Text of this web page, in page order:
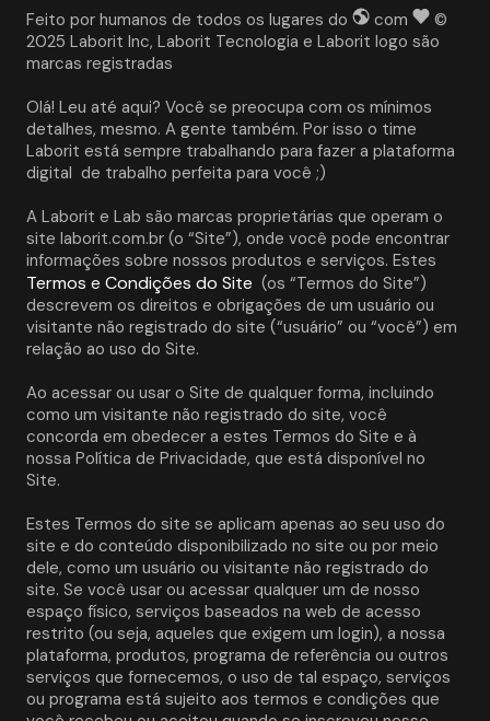
Feito por humanos de todos os lugares do com
©
2025 Laborit Inc, Laborit Tecnologia e Laborit logo são
marcas registradas
Olá! Leu até aqui? Você se preocupa com os mínimos
detalhes, mesmo. A gente também. Por isso o time
Laborit está sempre trabalhando para fazer a plataforma
digital  de trabalho perfeita para você ;)
A Laborit e Lab são marcas proprietárias que operam o
site laborit.com.br (o “Site”), onde você pode encontrar
informações sobre nossos produtos e serviços. Estes
Termos e Condições do Site (os “Termos do Site”)
descrevem os direitos e obrigações de um usuário ou
visitante não registrado do site (“usuário” ou “você”) em
relação ao uso do Site.
Ao acessar ou usar o Site de qualquer forma, incluindo
como um visitante não registrado do site, você
concorda em obedecer a estes Termos do Site e à
nossa Política de Privacidade, que está disponível no
Site.
Estes Termos do site se aplicam apenas ao seu uso do
site e do conteúdo disponibilizado no site ou por meio
dele, como um usuário ou visitante não registrado do
site. Se você usar ou acessar qualquer um de nosso
espaço físico, serviços baseados na web de acesso
restrito (ou seja, aqueles que exigem um login), a nossa
plataforma, produtos, programa de referência ou outros
serviços que fornecemos, o uso de tal espaço, serviços
ou programa está sujeito aos termos e condições que